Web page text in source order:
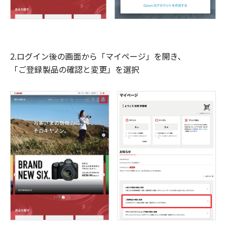
2.ログイン後の画面から「マイページ」を開き、
「ご登録製品の確認と変更」を選択